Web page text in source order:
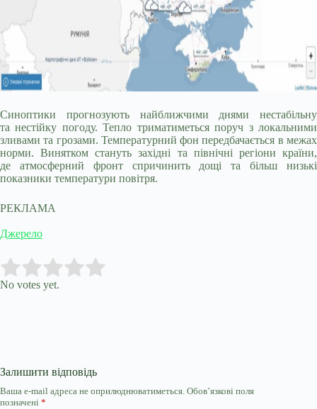
Синоптики прогнозують найближчими днями нестабільну
та нестійку погоду. Тепло триматиметься поруч з локальними
зливами та грозами. Температурний фон передбачається в межах
норми. Винятком стануть західні та північні регіони країни,
де атмосферний фронт спричинить дощі та більш низькі
показники температури повітря.
РЕКЛАМА
Джерело
Rate this item:
No votes yet.
Залишити відповідь
Ваша e-mail адреса не оприлюднюватиметься. Обов’язкові поля
позначені *